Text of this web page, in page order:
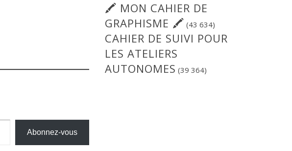
Abonnez-vous
🖍 MON CAHIER DE
GRAPHISME 🖍 (43 634)
CAHIER DE SUIVI POUR
LES ATELIERS
AUTONOMES (39 364)